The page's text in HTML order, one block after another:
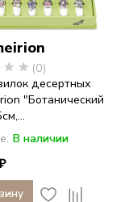
(0)
десертных
"Ботанический
В наличии